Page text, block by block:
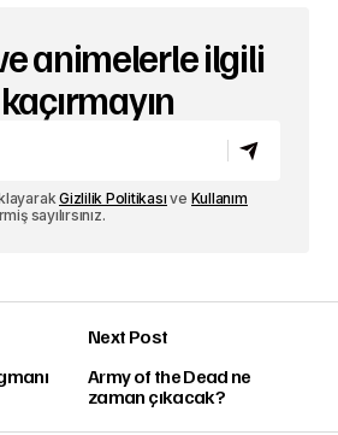
animelerle ilgili
Gizlilik Politikası ve Kullanım
sayılırsınız.
Next Post
Army of the Dead ne
zaman çıkacak?